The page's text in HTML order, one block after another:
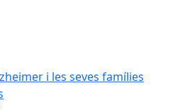
i les seves famílies